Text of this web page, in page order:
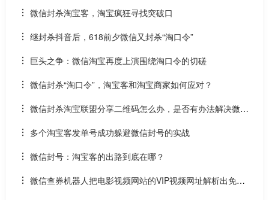
享功能
微信封杀淘宝客，淘宝疯狂寻找突破口
继封杀抖音后，618前夕微信又封杀“淘口令”
巨头之争：微信淘宝再度上演围绕淘口令的切磋
微信封杀“淘口令”，淘宝客和淘宝商家如何应对？
微信封杀淘宝联盟分享二维码怎么办，是否有办法解决微信
封锁？
多个淘宝客发单号成功躲避微信封号的实战
微信封号：淘宝客的出路到底在哪？
微信查券机器人把电影视频网站的VIP视频网址解析出免费